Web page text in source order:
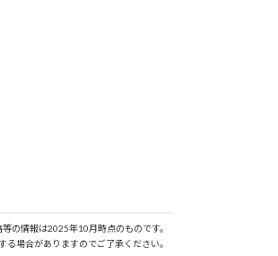
の情報は2025年10月時点のものです。
場合がありますのでご了承ください。